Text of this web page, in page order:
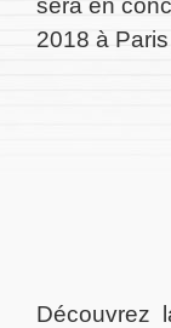
2018 à
Découvrez